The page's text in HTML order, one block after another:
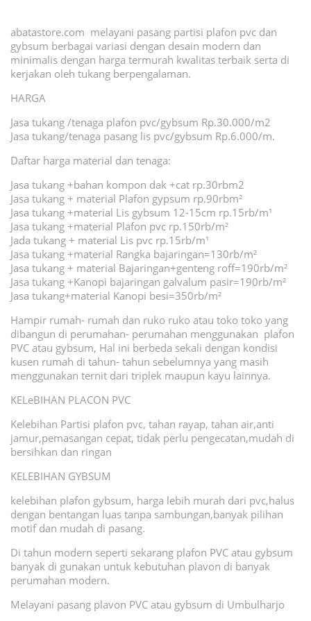
abatastore.com melayani pasang partisi plafon pvc dan
gybsum berbagai variasi dengan desain modern dan
minimalis dengan harga termurah kwalitas terbaik serta di
kerjakan oleh tukang berpengalaman.
HARGA
Jasa tukang /tenaga plafon pvc/gybsum Rp.30.000/m2
Jasa tukang/tenaga pasang lis pvc/gybsum Rp.6.000/m.
Daftar harga material dan tenaga:
Jasa tukang +bahan kompon dak +cat rp.30rbm2
Jasa tukang + material Plafon gypsum rp.90rbm²
Jasa tukang +material Lis gybsum 12-15cm rp.15rb/m¹
Jasa tukang +material Plafon pvc rp.150rb/m²
Jada tukang + material Lis pvc rp.15rb/m¹
Jasa tukang +material Rangka bajaringan=130rb/m²
Jasa tukang + material Bajaringan+genteng roff=190rb/m²
Jasa tukang +Kanopi bajaringan galvalum pasir=190rb/m²
Jasa tukang+material Kanopi besi=350rb/m²
Hampir rumah- rumah dan ruko ruko atau toko toko yang
dibangun di perumahan- perumahan menggunakan plafon
PVC atau gybsum, Hal ini berbeda sekali dengan kondisi
kusen rumah di tahun- tahun sebelumnya yang masih
menggunakan ternit dari triplek maupun kayu lainnya.
KELeBIHAN PLACON PVC
Kelebihan Partisi plafon pvc, tahan rayap, tahan air,anti
jamur,pemasangan cepat, tidak perlu pengecatan,mudah di
bersihkan dan ringan
KELEBIHAN GYBSUM
kelebihan plafon gybsum, harga lebih murah dari pvc,halus
dengan bentangan luas tanpa sambungan,banyak pilihan
motif dan mudah di pasang.
Di tahun modern seperti sekarang plafon PVC atau gybsum
banyak di gunakan untuk kebutuhan plavon di banyak
perumahan modern.
Melayani pasang plavon PVC atau gybsum di Umbulharjo